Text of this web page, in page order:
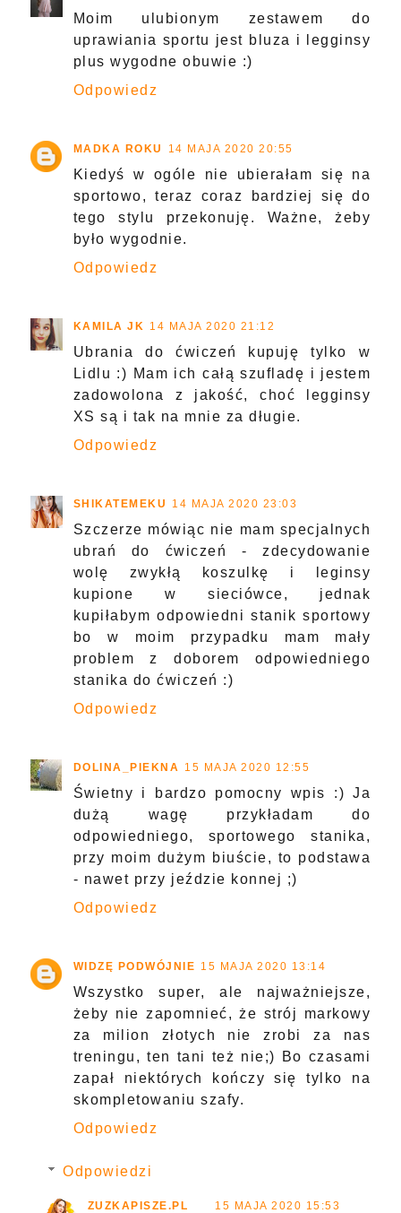
Moim ulubionym zestawem do
uprawiania sportu jest bluza i legginsy
plus wygodne obuwie :)
Odpowiedz
MADKA ROKU 14 MAJA 2020 20:55
Kiedyś w ogóle nie ubierałam się na
sportowo, teraz coraz bardziej się do
tego stylu przekonuję. Ważne, żeby
było wygodnie.
Odpowiedz
KAMILA JK 14 MAJA 2020 21:12
Ubrania do ćwiczeń kupuję tylko w
Lidlu :) Mam ich całą szufladę i jestem
zadowolona z jakość, choć legginsy
XS są i tak na mnie za długie.
Odpowiedz
SHIKATEMEKU 14 MAJA 2020 23:03
Szczerze mówiąc nie mam specjalnych
ubrań do ćwiczeń - zdecydowanie
wolę zwykłą koszulkę i leginsy
kupione w sieciówce, jednak
kupiłabym odpowiedni stanik sportowy
bo w moim przypadku mam mały
problem z doborem odpowiedniego
stanika do ćwiczeń :)
Odpowiedz
DOLINA_PIEKNA 15 MAJA 2020 12:55
Świetny i bardzo pomocny wpis :) Ja
dużą wagę przykładam do
odpowiedniego, sportowego stanika,
przy moim dużym biuście, to podstawa
- nawet przy jeździe konnej ;)
Odpowiedz
WIDZĘ PODWÓJNIE 15 MAJA 2020 13:14
Wszystko super, ale najważniejsze,
żeby nie zapomnieć, że strój markowy
za milion złotych nie zrobi za nas
treningu, ten tani też nie;) Bo czasami
zapał niektórych kończy się tylko na
skompletowaniu szafy.
Odpowiedz
Odpowiedzi
ZUZKAPISZE.PL 15 MAJA 2020 15:53